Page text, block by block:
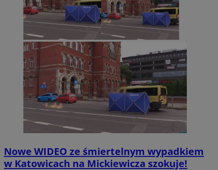
Nowe WIDEO ze śmiertelnym wypadkiem
w Katowicach na Mickiewicza szokuje!